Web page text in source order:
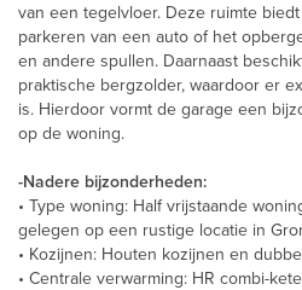
van een tegelvloer. Deze ruimte
parkeren van een auto of het
en andere spullen. Daarnaast
praktische bergzolder, waardoor er
is. Hierdoor vormt de garage een
op de woning.
-Nadere bijzonderheden:
• Type woning: Half vrijstaande
gelegen op een rustige locatie in
• Kozijnen: Houten kozijnen en
• Centrale verwarming: HR combi-